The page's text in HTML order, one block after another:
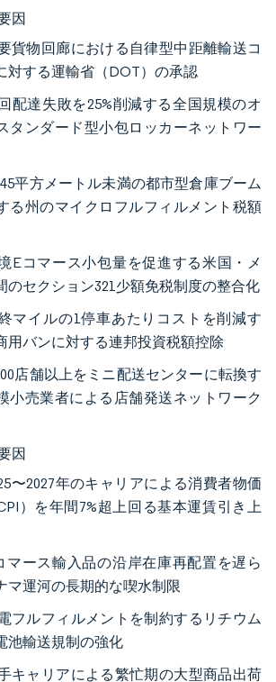
因
貨物回廊における自律型中距離輸送コ
対する運輸省（DOT）の承認
配達失敗を25%削減する全国規模のオ
タンダード型小包ロッカーネットワー
平方メートル未満の都市型倉庫ブーム
る州のマイクロフルフィルメント税額
Eコマース小包量を促進する米国・メ
のセクション321少額免税制度の整合化
マイルの1停車あたりコストを削減す
用バンに対する連邦投資税額控除
店舗以上をミニ配送センターに転換す
小売業者による店舗発送ネットワーク
因
〜2027年のキャリアによる消費者物価
）を年間7%超上回る基本運賃引き上
マース輸入品の沿岸在庫再配置を遅ら
マ運河の長期的な喫水制限
フルフィルメントを制約するリチウム
池輸送規制の強化
キャリアによる繁忙期の大型商品出荷